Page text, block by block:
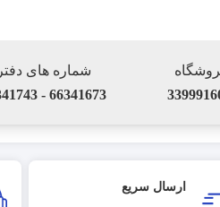
شماره های دفتر
66341673 - 66341743
ارسال سریع